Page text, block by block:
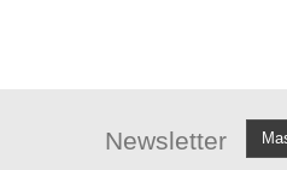
Newsletter